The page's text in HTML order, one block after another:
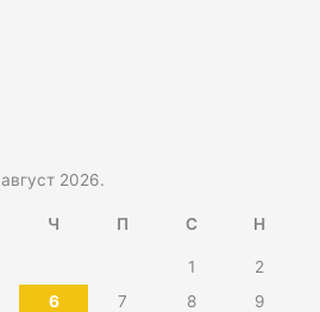
август 2026.
Ч П С Н
1
2
6 7 8
9